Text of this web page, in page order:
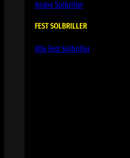
Andre Solbriller
FEST SOLBRILLER
Alle Fest Solbriller